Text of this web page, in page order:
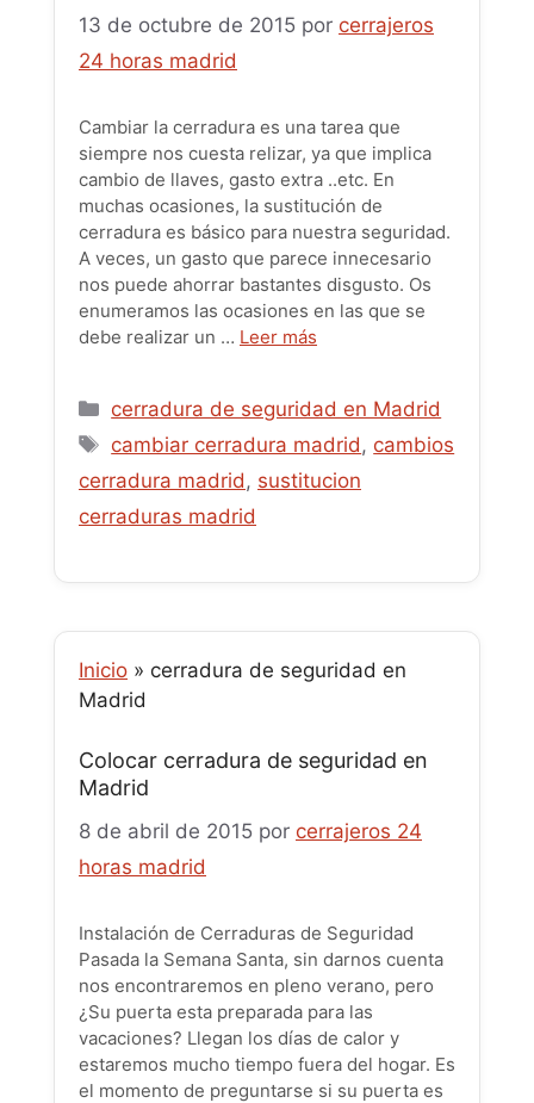
13 de octubre de 2015 por cerrajeros
24 horas madrid
Cambiar la cerradura es una tarea que
siempre nos cuesta relizar, ya que implica
cambio de llaves, gasto extra ..etc. En
muchas ocasiones, la sustitución de
cerradura es básico para nuestra seguridad.
A veces, un gasto que parece innecesario
nos puede ahorrar bastantes disgusto. Os
enumeramos las ocasiones en las que se
debe realizar un … Leer más
Categorías
cerradura de seguridad en Madrid
Etiquetas
cambiar cerradura madrid, cambios
cerradura madrid, sustitucion
cerraduras madrid
Inicio » cerradura de seguridad en
Madrid
Colocar cerradura de seguridad en
Madrid
8 de abril de 2015 por cerrajeros 24
horas madrid
Instalación de Cerraduras de Seguridad
Pasada la Semana Santa, sin darnos cuenta
nos encontraremos en pleno verano, pero
¿Su puerta esta preparada para las
vacaciones? Llegan los días de calor y
estaremos mucho tiempo fuera del hogar. Es
el momento de preguntarse si su puerta es